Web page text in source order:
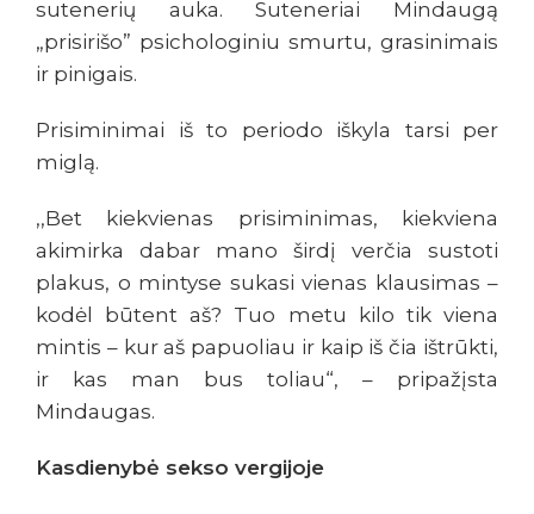
sutenerių auka. Suteneriai Mindaugą
„prisirišo” psichologiniu smurtu, grasinimais
ir pinigais.
Prisiminimai iš to periodo iškyla tarsi per
miglą.
,,Bet kiekvienas prisiminimas, kiekviena
akimirka dabar mano širdį verčia sustoti
plakus, o mintyse sukasi vienas klausimas –
kodėl būtent aš? Tuo metu kilo tik viena
mintis – kur aš papuoliau ir kaip iš čia ištrūkti,
ir kas man bus toliau“, – pripažįsta
Mindaugas.
Kasdienybė sekso vergijoje